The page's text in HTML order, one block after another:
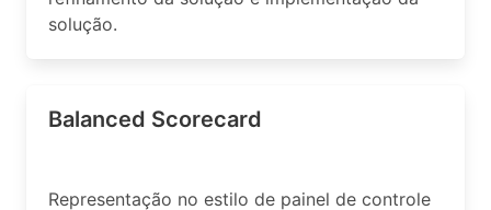
solução.
Balanced Scorecard
Representação no estilo de painel de controle